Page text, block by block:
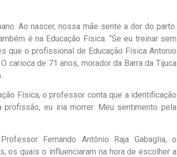
Ao nascer, nossa mãe sente a dor do parto.
é na Educação Física. “Se eu treinar sem
que o profissional de Educação Física Antonio
de 71 anos, morador da Barra da Tijuca
Física, o professor conta que a identificação
eu iria morrer. Meu sentimento pela
Fernando Antônio Raja Gabaglia, o
quais o influenciaram na hora de escolher a